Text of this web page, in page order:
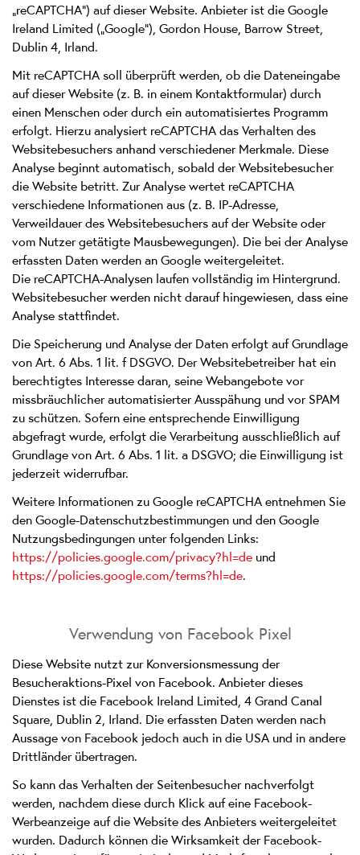
„reCAPTCHA“) auf dieser Website. Anbieter ist die Google
Ireland Limited („Google“), Gordon House, Barrow Street,
Dublin 4, Irland.
Mit reCAPTCHA soll überprüft werden, ob die Dateneingabe
auf dieser Website (z. B. in einem Kontaktformular) durch
einen Menschen oder durch ein automatisiertes Programm
erfolgt. Hierzu analysiert reCAPTCHA das Verhalten des
Websitebesuchers anhand verschiedener Merkmale. Diese
Analyse beginnt automatisch, sobald der Websitebesucher
die Website betritt. Zur Analyse wertet reCAPTCHA
verschiedene Informationen aus (z. B. IP-Adresse,
Verweildauer des Websitebesuchers auf der Website oder
vom Nutzer getätigte Mausbewegungen). Die bei der Analyse
erfassten Daten werden an Google weitergeleitet.
Die reCAPTCHA-Analysen laufen vollständig im Hintergrund.
Websitebesucher werden nicht darauf hingewiesen, dass eine
Analyse stattfindet.
Die Speicherung und Analyse der Daten erfolgt auf Grundlage
von Art. 6 Abs. 1 lit. f DSGVO. Der Websitebetreiber hat ein
berechtigtes Interesse daran, seine Webangebote vor
missbräuchlicher automatisierter Ausspähung und vor SPAM
zu schützen. Sofern eine entsprechende Einwilligung
abgefragt wurde, erfolgt die Verarbeitung ausschließlich auf
Grundlage von Art. 6 Abs. 1 lit. a DSGVO; die Einwilligung ist
jederzeit widerrufbar.
Weitere Informationen zu Google reCAPTCHA entnehmen Sie
den Google-Datenschutzbestimmungen und den Google
Nutzungsbedingungen unter folgenden Links:
https://policies.google.com/privacy?hl=de und
https://policies.google.com/terms?hl=de.
Verwendung von Facebook Pixel
Diese Website nutzt zur Konversionsmessung der
Besucheraktions-Pixel von Facebook. Anbieter dieses
Dienstes ist die Facebook Ireland Limited, 4 Grand Canal
Square, Dublin 2, Irland. Die erfassten Daten werden nach
Aussage von Facebook jedoch auch in die USA und in andere
Drittländer übertragen.
So kann das Verhalten der Seitenbesucher nachverfolgt
werden, nachdem diese durch Klick auf eine Facebook-
Werbeanzeige auf die Website des Anbieters weitergeleitet
wurden. Dadurch können die Wirksamkeit der Facebook-